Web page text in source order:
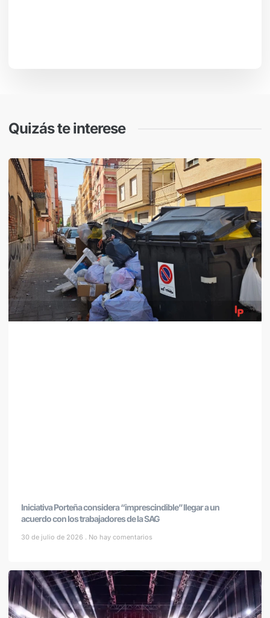
Quizás te interese
Iniciativa Porteña considera “imprescindible” llegar a un
acuerdo con los trabajadores de la SAG
30 de julio de 2026 No hay comentarios